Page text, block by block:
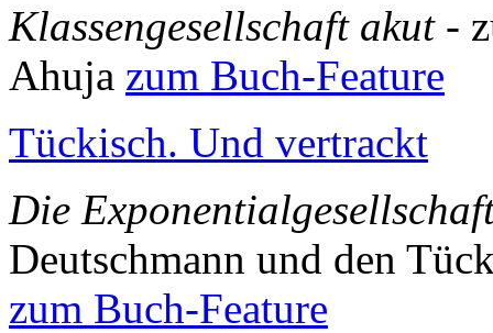
Klassengesellschaft akut-
Ahuja zum Buch-Feature
Tückisch. Und vertrackt
Die
Deutschmann und den
zum Buch-Feature